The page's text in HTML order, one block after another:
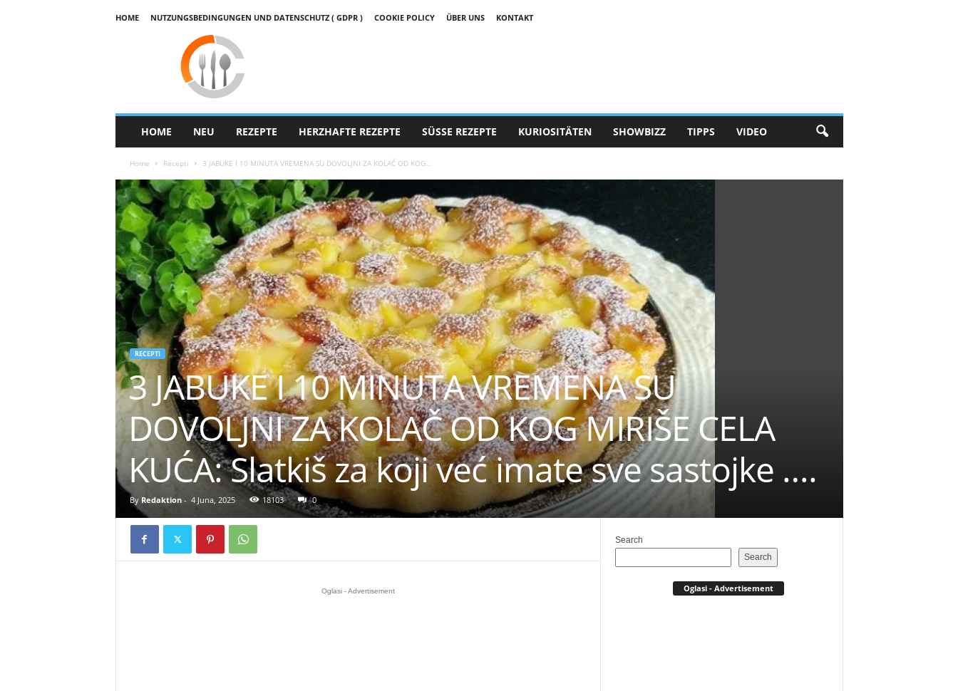
HOME NUTZUNGSBEDINGUNGEN UND DATENSCHUTZ ( GDPR ) COOKIE POLICY ÜBER UNS
KONTAKT
HOME NEU REZEPTE HERZHAFTE REZEPTE SÜSSE REZEPTE KURIOSITÄTEN SHOWBIZZ TIPPS VIDEO
Home Recepti 3 JABUKE I 10 MINUTA VREMENA SU DOVOLJNI ZA KOLAČ OD KOG...
RECEPTI
3 JABUKE I 10 MINUTA VREMENA SU
DOVOLJNI ZA KOLAČ OD KOG MIRIŠE CELA
KUĆA: Slatkiš za koji već imate sve sastojke ….
By Redaktion- 4 Juna, 2025 18103 0
Oglasi - Advertisement
Search
Search
Oglasi - Advertisement